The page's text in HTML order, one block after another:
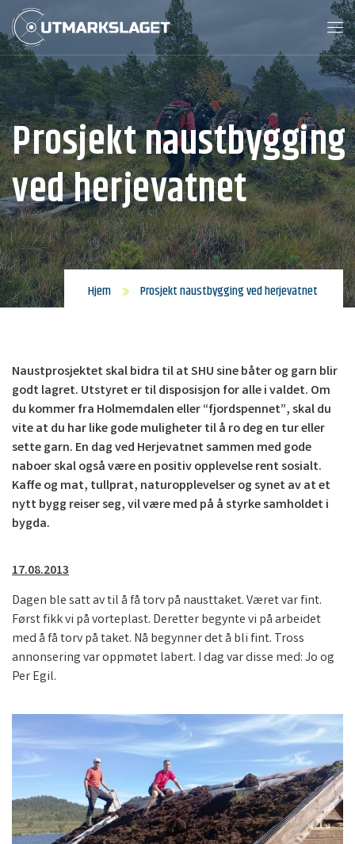
Prosjekt naustbygging
ved herjevatnet
Hjem Prosjekt naustbygging ved herjevatnet
Naustprosjektet skal bidra til at SHU sine båter og garn blir
godt lagret. Utstyret er til disposisjon for alle i valdet. Om
du kommer fra Holmemdalen eller “fjordspennet”, skal du
vite at du har like gode muligheter til å ro deg en tur eller
sette garn. En dag ved Herjevatnet sammen med gode
naboer skal også være en positiv opplevelse rent sosialt.
Kaffe og mat, tullprat, naturopplevelser og synet av at et
nytt bygg reiser seg, vil være med på å styrke samholdet i
bygda.
17.08.2013
Dagen ble satt av til å få torv på nausttaket. Været var fint.
Først fikk vi på vorteplast. Deretter begynte vi på arbeidet
med å få torv på taket. Nå begynner det å bli fint. Tross
annonsering var oppmøtet labert. I dag var disse med: Jo og
Per Egil.